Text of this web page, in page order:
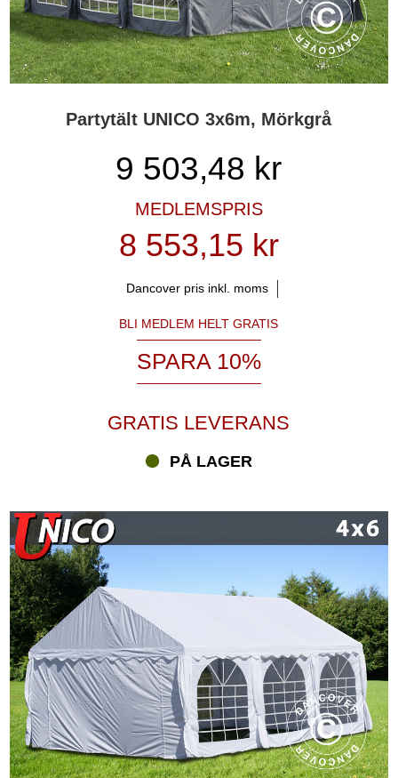
Partytält UNICO 3x6m, Mörkgrå
9 503,48 kr
MEDLEMSPRIS
8 553,15 kr
Dancover pris inkl. moms
BLI MEDLEM HELT GRATIS
SPARA 10%
GRATIS LEVERANS
PÅ LAGER